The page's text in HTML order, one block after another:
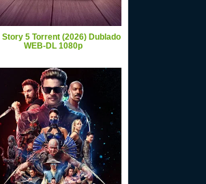
Story 5 Torrent (2026) Dublado
WEB-DL 1080p